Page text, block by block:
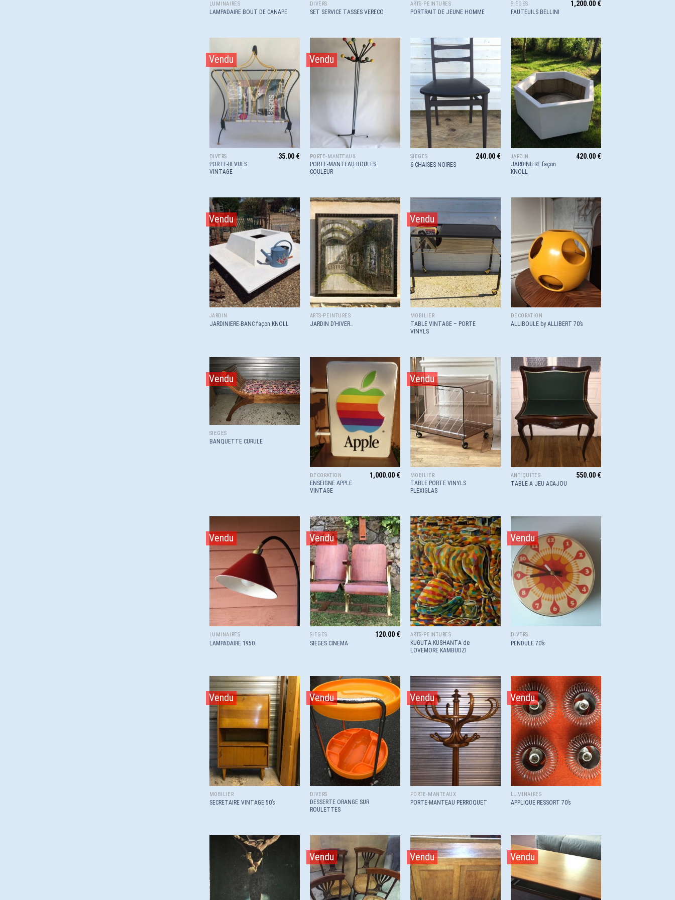
LUMINAIRES
LAMPADAIRE BOUT DE CANAPE
DIVERS
SET SERVICE TASSES VERECO
ARTS-PEINTURES
PORTRAIT DE JEUNE HOMME
SIÈGES
FAUTEUILS BELLINI
1,200.00 €
Vendu
Ajouter
à la
wishlist
DIVERS
PORTE-REVUES
VINTAGE
35.00 €
Vendu
PORTE-MANTEAUX
PORTE-MANTEAU BOULES
COULEUR
Ajouter
à la
wishlist
SIÈGES
6 CHAISES NOIRES
240.00 €
Ajouter
à la
wishlist
JARDIN
JARDINIERE façon
KNOLL
420.00 €
Vendu
Ajouter
à la
wishlist
JARDIN
JARDINIERE-BANC façon KNOLL
Ajouter
à la
wishlist
ARTS-PEINTURES
JARDIN D’HIVER…
Vendu
Ajouter
wishlist
MOBILIER
TABLE VINTAGE – PORTE
VINYLS
Ajouter
à la
wishlist
DÉCORATION
ALLIBOULE by ALLIBERT 70’s
Vendu
Ajouter
à la
wishlist
SIÈGES
BANQUETTE CURULE
à la
wishlist
DÉCORATION
ENSEIGNE APPLE
VINTAGE
1,000.00 €
Vendu
Ajouter
à la
MOBILIER
TABLE PORTE VINYLS
PLEXIGLAS
Ajouter
à la
wishlist
ANTIQUITÉS
TABLE A JEU ACAJOU
550.00 €
Vendu
Ajouter
à la
wishlist
LUMINAIRES
LAMPADAIRE 1950
Vendu
Ajouter
à la
wishlist
SIÈGES
SIEGES CINEMA
120.00 €
Ajouter
à la
wishlist
ARTS-PEINTURES
KUGUTA KUSHANTA de
LOVEMORE KAMBUDZI
Vendu
Ajouter
à la
wishlist
DIVERS
PENDULE 70’s
Vendu
Ajouter
à la
wishlist
MOBILIER
SECRETAIRE VINTAGE 50’s
Vendu
Ajouter
à la
wishlist
DIVERS
DESSERTE ORANGE SUR
ROULETTES
Vendu
Ajouter
à la
wishlist
PORTE-MANTEAUX
PORTE-MANTEAU PERROQUET
Vendu
Ajouter
à la
wishlist
LUMINAIRES
APPLIQUE RESSORT 70’s
Ajouter
Vendu
Ajouter
à la
wishlist
Vendu
Ajouter
à la
wishlist
Vendu
Ajouter
à la
wishlist